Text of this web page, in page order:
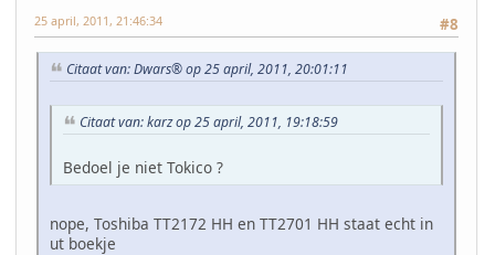
#8
25 april, 2011, 21:46:34
Citaat van: Dwars® op 25 april, 2011, 20:01:11
Citaat van: karz op 25 april, 2011, 19:18:59
Bedoel je niet Tokico ?
nope, Toshiba TT2172 HH en TT2701 HH staat echt in
ut boekje